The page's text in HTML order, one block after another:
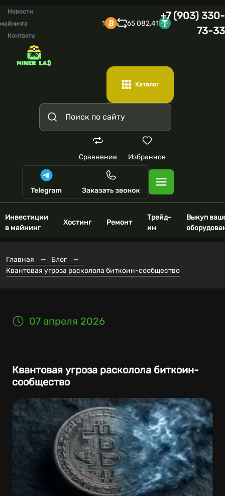
Новости
майнинга
Контакты
1 65 082,41
+7 (903) 330-
73-33
Каталог
Сравнение Избранное
Инвестиции
в майнинг
Хостинг Ремонт
Трейд-
ин
Выкуп
Главная — Блог
—
Квантовая угроза расколола биткоин-сообщество
07 апреля 2026
Квантовая угроза расколола биткоин-
сообщество